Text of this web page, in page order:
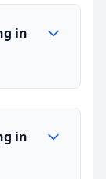
in
in